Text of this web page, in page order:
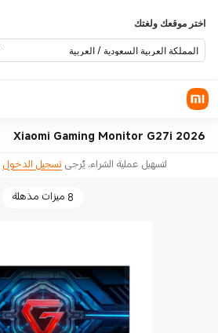
اختر موقعك ولغتك
المملكة العربية السعودية / العربية
Xiaomi Gaming Monitor G27i 2026
لتسهيل عملية الشراء، يُرجى تسجيل الدخول
8 ميزات مذهلة